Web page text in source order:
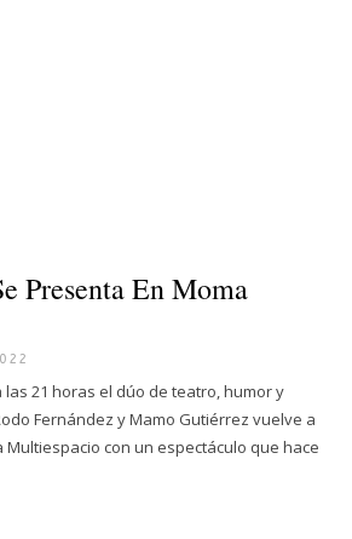
Presenta En Moma
las 21 horas el dúo de teatro, humor y
Fernández y Mamo Gutiérrez vuelve a
con un espectáculo que hace